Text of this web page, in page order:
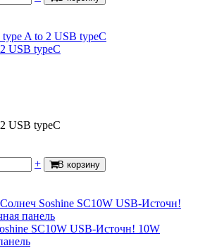
USB typeC
USB typeC
+ В корзину
SC10W USB-Источн! 10W